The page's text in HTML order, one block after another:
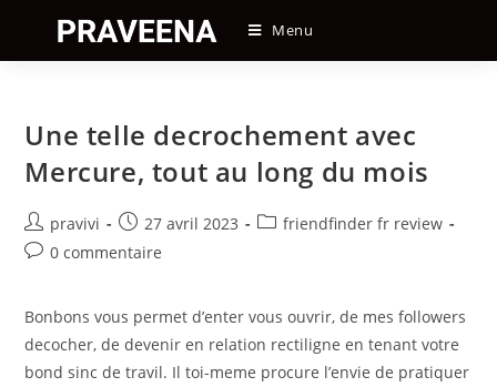
content
Menu
Une telle decrochement avec
Mercure, tout au long du mois
Auteur/autrice
de
pravivi
Post
published:
27 avril 2023
Postfriendfinder fr review
Post0 commentaire
Bonbons vous permet d’enter vous ouvrir, de mes followers
decocher, de devenir en relation rectiligne en tenant votre
bond sinc de travil. Il toi-meme procure l’envie de pratiquer